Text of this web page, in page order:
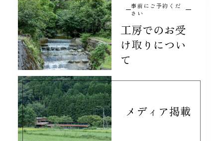
事前にご予約くだ
さい
工房でのお受
け取りについ
て
メディア掲載